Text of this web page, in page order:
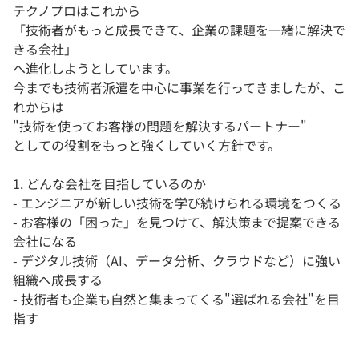
テクノプロはこれから
「技術者がもっと成長できて、企業の課題を一緒に解決で
きる会社」
へ進化しようとしています。
今までも技術者派遣を中心に事業を行ってきましたが、こ
れからは
"技術を使ってお客様の問題を解決するパートナー"
としての役割をもっと強くしていく方針です。
1. どんな会社を目指しているのか
- エンジニアが新しい技術を学び続けられる環境をつくる
- お客様の「困った」を見つけて、解決策まで提案できる
会社になる
- デジタル技術（AI、データ分析、クラウドなど）に強い
組織へ成長する
- 技術者も企業も自然と集まってくる"選ばれる会社"を目
指す